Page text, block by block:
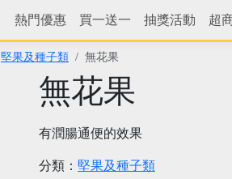
熱門優惠 買一送一 抽獎活動 超
堅果及種子類 無花果
無花果
有潤腸通便的效果
分類： 堅果及種子類